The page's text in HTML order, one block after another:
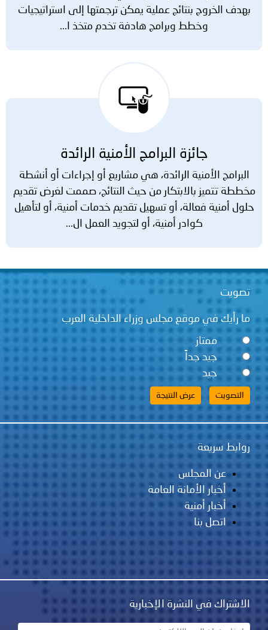
بهدف الخروج بنتائج عملية يمكن ترجمتها إلى استراتيجيات
وخطط وبرامج هادفة تخدم متخذ ا...
جائزة البرامج الأمنية الرائدة
البرامج الأمنية الرائدة، هي مشاريع أو إجراءات أو أنشطة
مخططة تتميز بالابتكار من حيث النتائج، صممت لغرض تقديم
حلول أمنية فعالة، أو تسهيل تقديم خدمات أمنية، أو لتأهيل
كوادر أمنية، أو لتجويد العمل ال...
تصويت
ما رأيك في موقع مجلس وزراء الداخلية العرب
ممتاز
جيد جداً
جيد
روابط سريعة
عن المجلس
أخبار الأمانة العامة
أخبار أمنية
اتصل بنا
الاشتراك في النشرة الإخبارية